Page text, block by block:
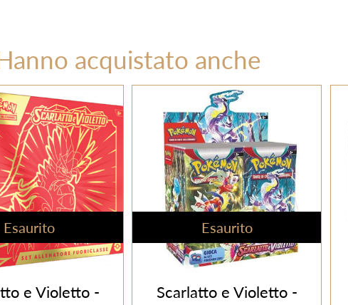
acquistato anche
Esaurito
e Violetto -
Esaurito
Scarlatto e Violetto -